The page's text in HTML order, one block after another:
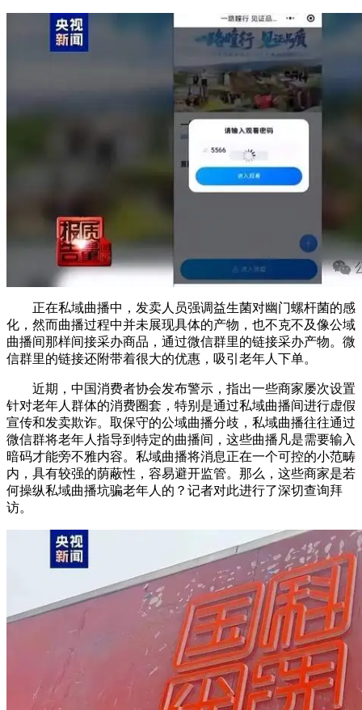
正在私域曲播中，发卖人员强调益生菌对幽门螺杆菌的感
化，然而曲播过程中并未展现具体的产物，也不克不及像公域
曲播间那样间接采办商品，通过微信群里的链接采办产物。微
信群里的链接还附带着很大的优惠，吸引老年人下单。
近期，中国消费者协会发布警示，指出一些商家屡次设置
针对老年人群体的消费圈套，特别是通过私域曲播间进行虚假
宣传和发卖欺诈。取保守的公域曲播分歧，私域曲播往往通过
微信群将老年人指导到特定的曲播间，这些曲播凡是需要输入
暗码才能旁不雅内容。私域曲播将消息正在一个可控的小范畴
内，具有较强的荫蔽性，容易避开监管。那么，这些商家是若
何操纵私域曲播坑骗老年人的？记者对此进行了深切查询拜
访。